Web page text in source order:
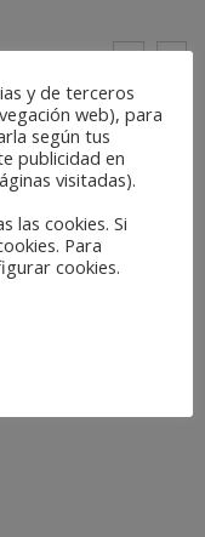
y de terceros
web), para
según tus
publicidad en
visitadas).
las cookies. Si
Para
cookies.